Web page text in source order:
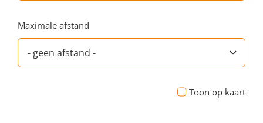
Maximale afstand
Toon op kaart